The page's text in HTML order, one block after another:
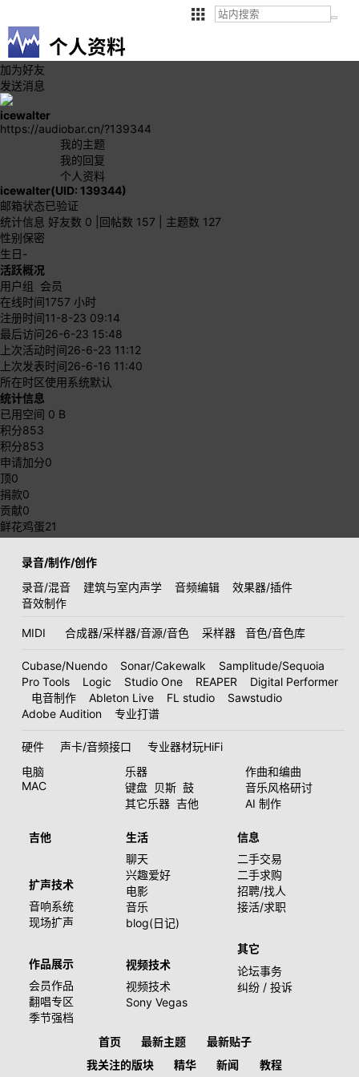
个人资料
加为好友
发送消息
icewalter
https://audiobar.cn/?139344
我的主题
我的回复
个人资料
icewalter(UID: 139344)
邮箱状态已验证
统计信息 好友数 0 回帖数 157
主题数 127
性别保密
生日-
活跃概况
用户组 会员
在线时间1757 小时
注册时间11-8-23 09:14
最后访问26-6-23 15:48
上次活动时间26-6-23 11:12
上次发表时间26-6-16 11:40
所在时区使用系统默认
统计信息
已用空间 0 B
积分853
积分853
申请加分0
顶0
捐款0
贡献0
鲜花鸡蛋21
录音/制作/创作
录音/混音
建筑与室内声学 音频编辑
效果器/插件
音效制作
MIDI 合成器/采样器/音源/音色 采样器 音色/音色库
Cubase/Nuendo Sonar/Cakewalk
Samplitude/Sequoia
Pro Tools
Logic Studio One REAPER
Digital Performer
电音制作
Ableton Live FL studio
Sawstudio
Adobe Audition
专业打谱
硬件 声卡/音频接口
专业器材玩HiFi
电脑
MAC
乐器
键盘 贝斯 鼓
其它乐器 吉他
作曲和编曲
音乐风格研讨
AI 制作
吉他
扩声技术
音响系统
现场扩声
作品展示
会员作品
翻唱专区
季节强档
生活
聊天
兴趣爱好
电影
音乐
blog(日记)
视频技术
视频技术
Sony Vegas
信息
二手交易
二手求购
招聘/找人
接活/求职
其它
论坛事务
纠纷 / 投诉
首页 最新主题
最新贴子
我关注的版块
精华 新闻 教程